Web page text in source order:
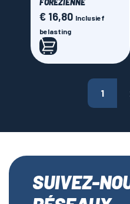
FOREZIENNE
Prijs
€ 16,80 Inclusief
belasting
1
SUIVEZ-